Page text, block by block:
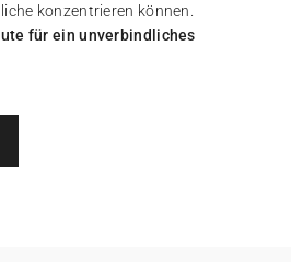
konzentrieren können.
für ein unverbindliches